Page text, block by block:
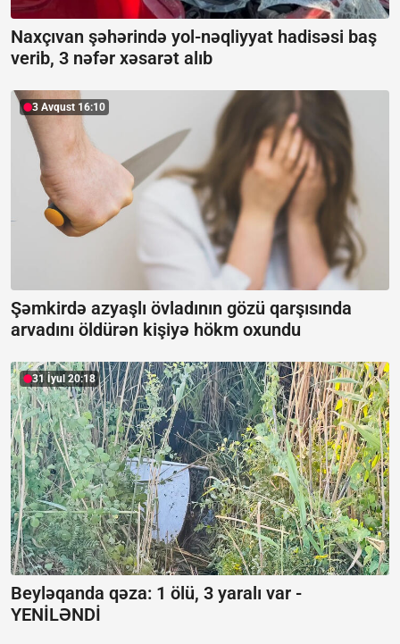
Naxçıvan şəhərində yol-nəqliyyat hadisəsi baş
verib, 3 nəfər xəsarət alıb
3 Avqust 16:10
Şəmkirdə azyaşlı övladının gözü qarşısında
arvadını öldürən kişiyə hökm oxundu
31 İyul 20:18
Beyləqanda qəza: 1 ölü, 3 yaralı var -
YENİLƏNDİ